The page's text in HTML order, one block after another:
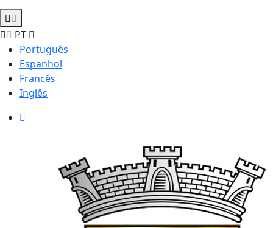
PT
Português
Espanhol
Francês
Inglês